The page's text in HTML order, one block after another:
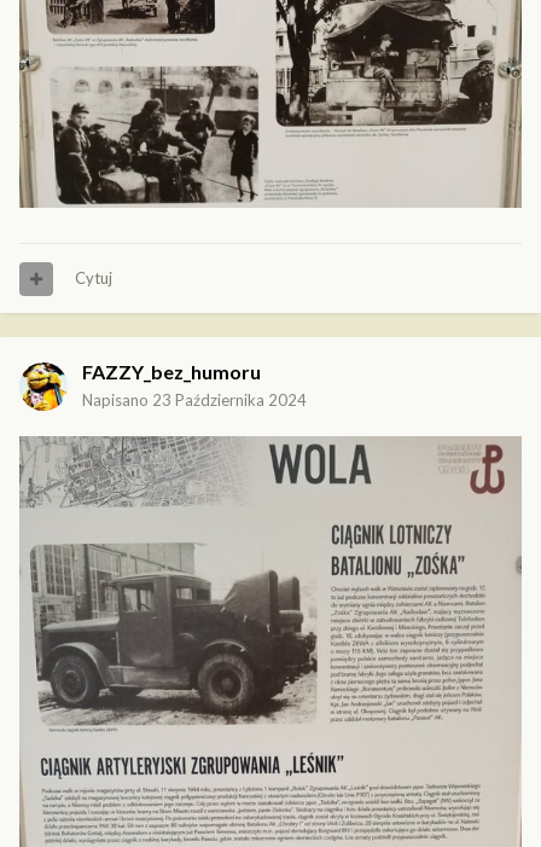
Cytuj
FAZZY_bez_humoru
Napisano 23 Października 2024